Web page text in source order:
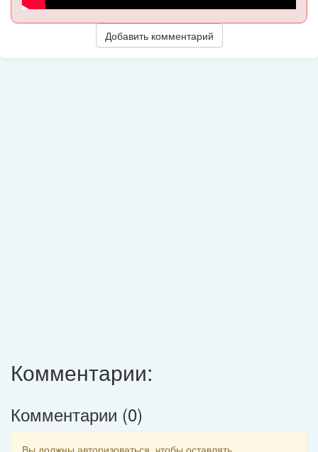
Добавить комментарий
Комментарии:
Комментарии (0)
Вы должны авторизоваться, чтобы оставлять